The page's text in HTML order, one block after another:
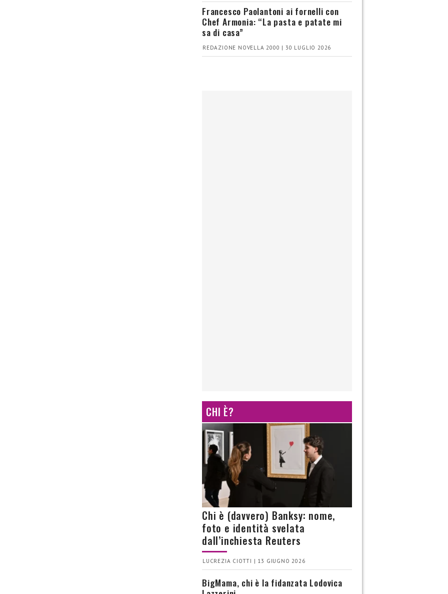
Francesco Paolantoni ai fornelli con
Chef Armonia: “La pasta e patate mi
sa di casa”
REDAZIONE NOVELLA 2000 | 30 LUGLIO 2026
CHI È?
Chi è (davvero) Banksy: nome,
foto e identità svelata
dall’inchiesta Reuters
LUCREZIA CIOTTI | 13 GIUGNO 2026
BigMama, chi è la fidanzata Lodovica